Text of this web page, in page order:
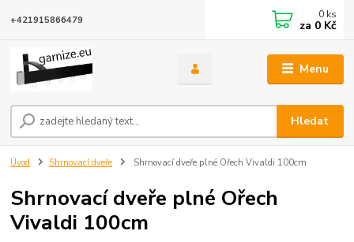
Menu
Hledat
+421915866479 0 ks
za 0 Kč
Úvod Shrnovací dveře Shrnovací dveře plné Ořech Vivaldi 100cm
Shrnovací dveře plné Ořech
Vivaldi 100cm